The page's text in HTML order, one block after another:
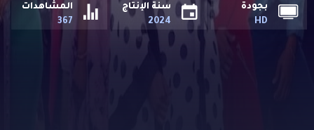
بجودة
HD
سنة الإنتاج
2024
المشاهدات
367